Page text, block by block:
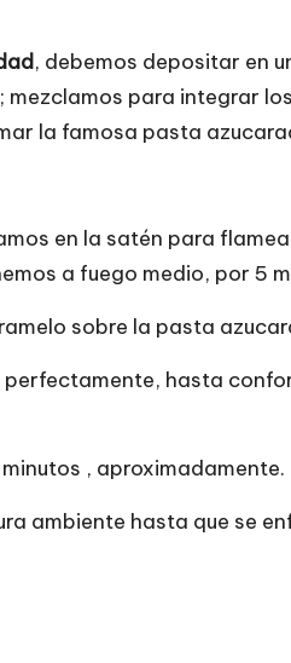
, debemos depositar en
mezclamos para integrar los
la famosa pasta
en la satén para
a fuego medio, por 5
sobre la pasta
perfectamente, hasta
, aproximadamente.
ambiente hasta que se